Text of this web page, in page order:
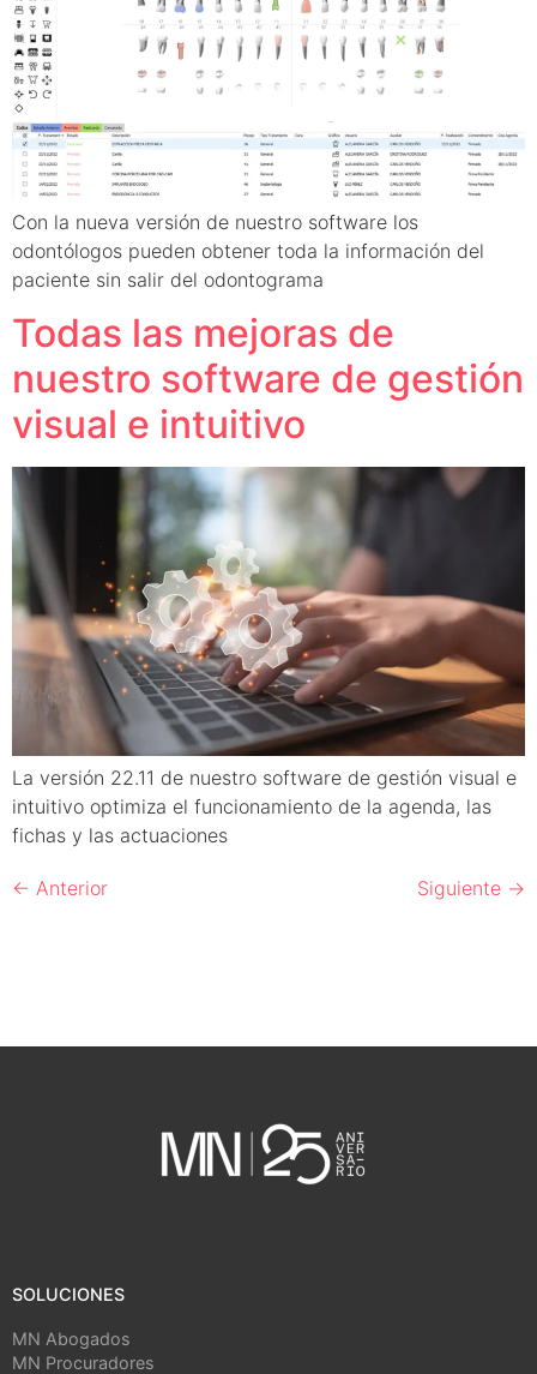
Con la nueva versión de nuestro software los
odontólogos pueden obtener toda la información del
paciente sin salir del odontograma
Todas las mejoras de
nuestro software de gestión
visual e intuitivo
La versión 22.11 de nuestro software de gestión visual e
intuitivo optimiza el funcionamiento de la agenda, las
fichas y las actuaciones
← Anterior Siguiente →
SOLUCIONES
MN Abogados
MN Procuradores